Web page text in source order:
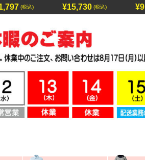
¥15,730 (税込) ¥9,438 (税込)